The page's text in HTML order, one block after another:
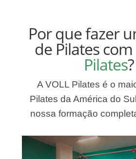
Por que fazer
de Pilates com
Pilates?
A VOLL Pilates é o
Pilates da América do
nossa formação